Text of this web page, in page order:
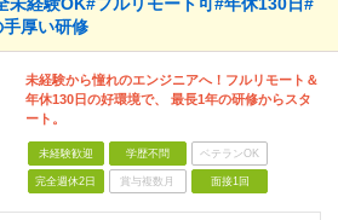
厚い研修
未経験から憧れのエンジニアへ！フルリモート＆
年休130日の好環境で、 最長1年の研修からスタ
ート。
未経験歓迎 学歴不問 ベテランOK
完全週休2日 賞与複数月 面接1回